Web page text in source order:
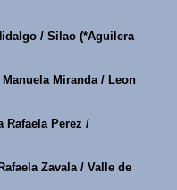
/ Silao (*Aguilera
Miranda / Leon
Rafaela Perez /
Zavala / Valle de